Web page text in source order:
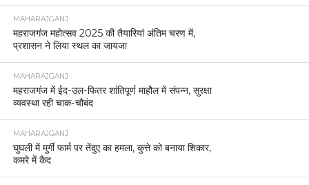
MAHARAJGANJ
महराजगंज महोत्सव 2025 की तैयारियां अंतिम चरण में,
प्रशासन ने लिया स्थल का जायजा
MAHARAJGANJ
महराजगंज में ईद-उल-फितर शांतिपूर्ण माहौल में संपन्न, सुरक्षा
व्यवस्था रही चाक-चौबंद
MAHARAJGANJ
घुघली में मुर्गी फार्म पर तेंदुए का हमला, कुत्ते को बनाया शिकार,
कमरे में कैद